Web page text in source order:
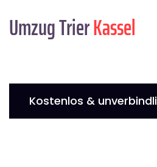
Umzug TrierKassel
Kostenlos &